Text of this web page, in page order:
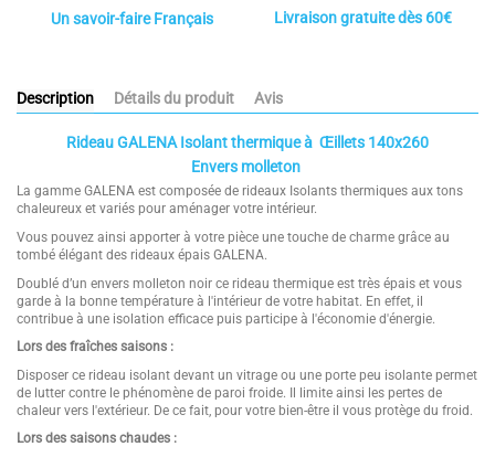
Un savoir-faire Français Livraison gratuite dès 60€
Description Détails du produit Avis
Rideau GALENA Isolant thermique à Œillets 140x260
Envers molleton
La gamme GALENA est composée de rideaux Isolants thermiques aux tons
chaleureux et variés pour aménager votre intérieur.
Vous pouvez ainsi apporter à votre pièce une touche de charme grâce au
tombé élégant des rideaux épais GALENA.
Doublé d’un envers molleton noir ce rideau thermique est très épais et vous
garde à la bonne température à l'intérieur de votre habitat. En effet, il
contribue à une isolation efficace puis participe à l'économie d'énergie.
Lors des fraîches saisons :
Disposer ce rideau isolant devant un vitrage ou une porte peu isolante permet
de lutter contre le phénomène de paroi froide. Il limite ainsi les pertes de
chaleur vers l'extérieur. De ce fait, pour votre bien-être il vous protège du froid.
Lors des saisons chaudes :